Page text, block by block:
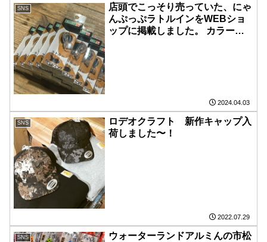
SNS
店頭でこっそり売っていた、にゃ
んぷっぷラトルインをWEBショ
ップに掲載しました。 カラーは
2024.04.03
SNS
ロデオクラフト 新作キャップ入
荷しました〜！
2022.07.29
SNS
ウォーターランドアルミんの市松